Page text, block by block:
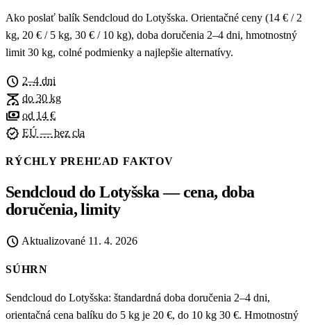
Ako poslať balík Sendcloud do Lotyšska. Orientačné ceny (14 € / 2
kg, 20 € / 5 kg, 30 € / 10 kg), doba doručenia 2–4 dni, hmotnostný
limit 30 kg, colné podmienky a najlepšie alternatívy.
schedule 2–4 dni
scale do 30 kg
payments od 14 €
verified EÚ — bez cla
RÝCHLY PREHĽAD FAKTOV
Sendcloud do Lotyšska — cena, doba
doručenia, limity
schedule Aktualizované 11. 4. 2026
SÚHRN
Sendcloud do Lotyšska: štandardná doba doručenia 2–4 dni,
orientačná cena balíku do 5 kg je 20 €, do 10 kg 30 €. Hmotnostný